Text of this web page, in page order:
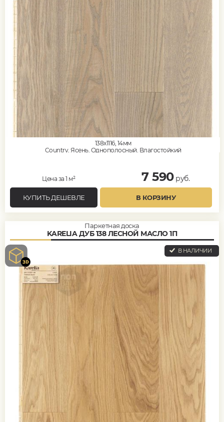
138x1116, 14мм
Country, Ясень, Однополосный, Влагостойкий
Цена за 1 м² 7 590руб.
КУПИТЬ ДЕШЕВЛЕ В КОРЗИНУ
Паркетная доска
KARELIA ДУБ 138 ЛЕСНОЙ МАСЛО 1П
В НАЛИЧИИ